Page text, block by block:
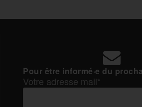
Pour être informé·e du
Votre adresse mail*